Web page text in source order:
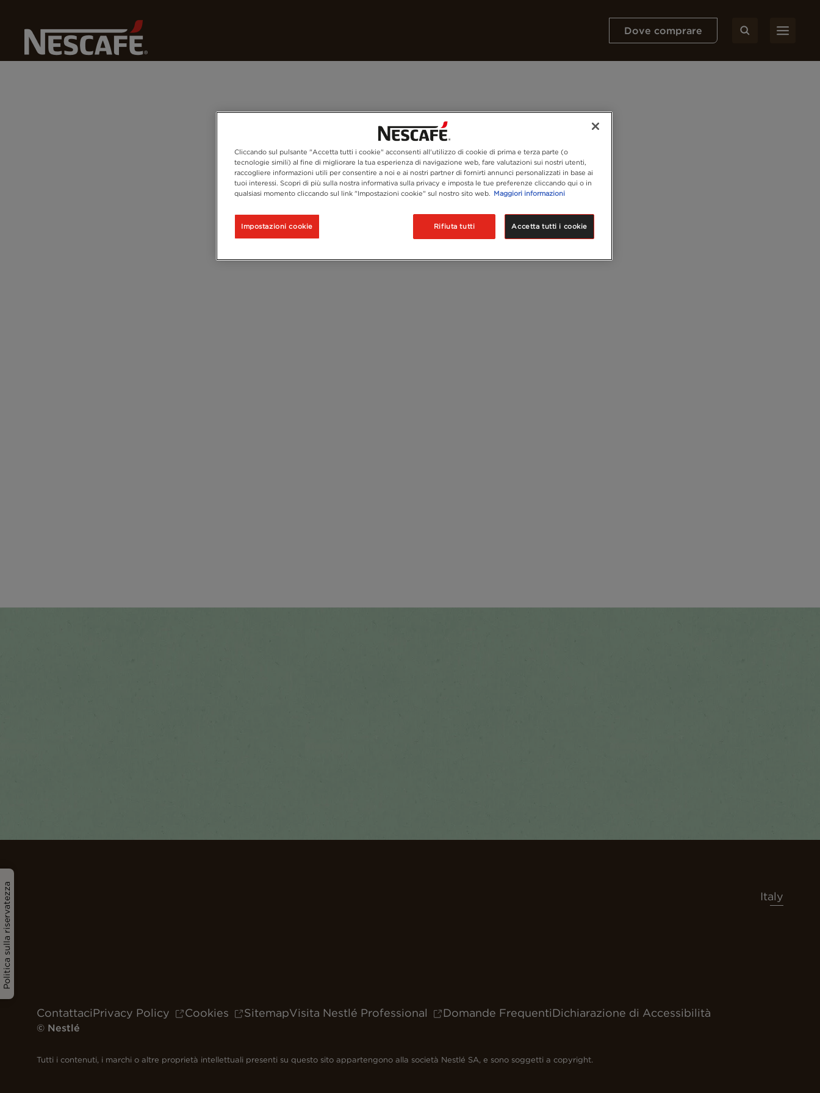
Dove comprare
Politica sulla riservatezza Italy
ContattaciPrivacy Policy Cookies SitemapVisita Nestlé Professional Domande FrequentiDichiarazione di Accessibilità
© Nestlé
Tutti i contenuti, i marchi o altre proprietà intellettuali presenti su questo sito appartengono alla società Nestlé SA, e sono soggetti a copyright.
Cliccando sul pulsante "Accetta tutti i cookie" acconsenti all'utilizzo di cookie di prima e terza parte (o
tecnologie simili) al fine di migliorare la tua esperienza di navigazione web, fare valutazioni sui nostri utenti,
raccogliere informazioni utili per consentire a noi e ai nostri partner di fornirti annunci personalizzati in base ai
tuoi interessi. Scopri di più sulla nostra informativa sulla privacy e imposta le tue preferenze cliccando qui o in
qualsiasi momento cliccando sul link "Impostazioni cookie" sul nostro sito web. Maggiori informazioni
Impostazioni cookie Rifiuta tutti Accetta tutti i cookie